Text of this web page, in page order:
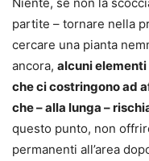
partite – tornare nella
cercare una pianta
ancora, alcuni
che ci costringono ad
che – alla lunga –
questo punto, non
permanenti all’area